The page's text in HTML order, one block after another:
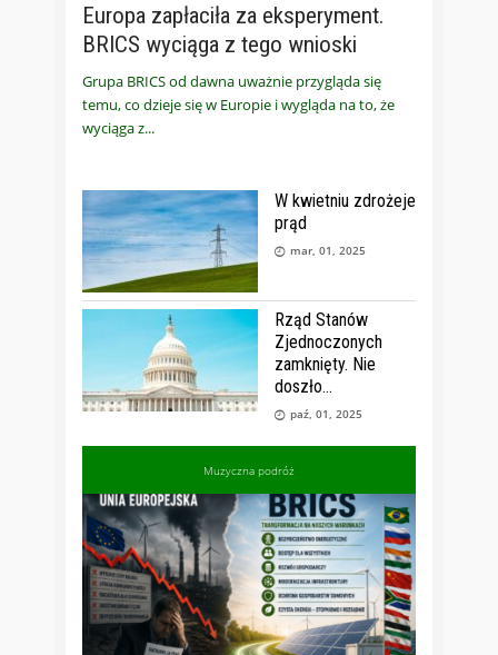
Europa zapłaciła za eksperyment.
BRICS wyciąga z tego wnioski
Grupa BRICS od dawna uważnie przygląda się
temu, co dzieje się w Europie i wygląda na to, że
wyciąga z
W kwietniu zdrożeje
prąd
mar, 01, 2025
Rząd Stanów
Zjednoczonych
zamknięty. Nie
doszło
paź, 01, 2025
Muzyczna podróż